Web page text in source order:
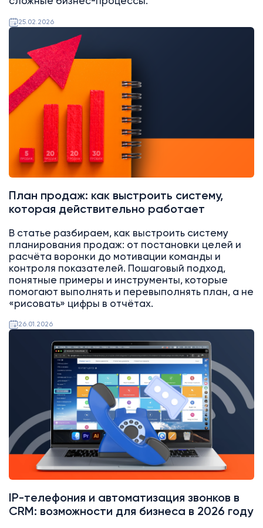
25.02.2026
Битрикс24
План продаж: как выстроить систему,
которая действительно работает
В статье разбираем, как выстроить систему
планирования продаж: от постановки целей и
расчёта воронки до мотивации команды и
контроля показателей. Пошаговый подход,
понятные примеры и инструменты, которые
помогают выполнять и перевыполнять план, а не
«рисовать» цифры в отчётах.
26.01.2026
Битрикс24
Интеграции
IP-телефония и автоматизация звонков в
CRM: возможности для бизнеса в 2026 году